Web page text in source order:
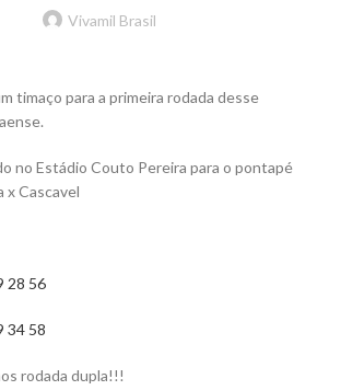
Vivamil Brasil
timaço para a primeira rodada desse
no Estádio Couto Pereira para o pontapé
x Cascavel
rodada dupla!!!